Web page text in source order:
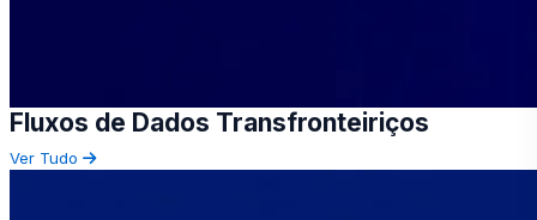
Fluxos de Dados Transfronteiriços
Ver Tudo